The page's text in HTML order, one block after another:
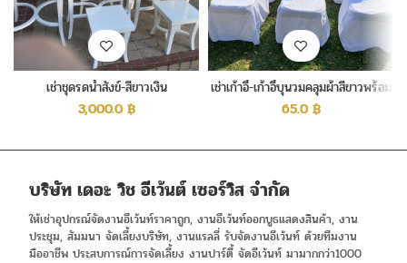
เช่าชุดรดน้ำสังข์-สีขาวเงิน
3,000.0 ฿
เช่าเก้าอี้-เก้าอี้บุนวมคลุมผ้าสีขาวพร้อม
ผูกโบว์สีทอง
65.0 ฿
บริษัท เดอะ วิช อีเว้นต์ เซอร์วิส จำกัด
ให้เช่าอุปกรณ์จัดงานอีเว้นท์ราคาถูก, งานอีเว้นท์ออกบูธแสดงสินค้า, งาน
ประชุม, สัมมนา จัดเลี้ยงบริษัท, งานแรลลี่ รับจัดงานอีเว้นท์ ด้วยทีมงาน
มืออาชีพ ประสบการณ์การจัดเลี้ยง งานปาร์ตี้ จัดอีเว้นท์ มามากกว่า1000